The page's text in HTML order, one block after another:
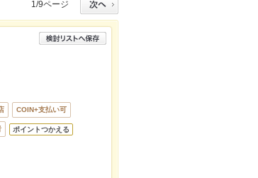
1/9ページ
COIN+支払い可
ポイントつかえる